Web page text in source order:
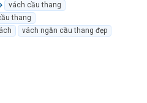
ừ
k
h
vách cầu thang
thang
vách ngăn cầu thang đẹp